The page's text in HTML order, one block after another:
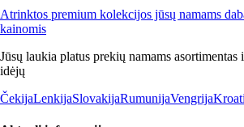
Atrinktos premium kolekcijos jūsų namams
kainomis
Jūsų laukia platus prekių namams
idėjų
ČekijaLenkijaSlovakijaRumunijaVengrija